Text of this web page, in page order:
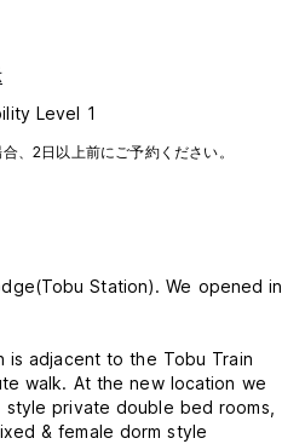
Level 1
、2日以上前にご予約ください。
Station). We opened in
is adjacent to the Tobu Train
walk. At the new location we
private double bed rooms,
& female dorm style